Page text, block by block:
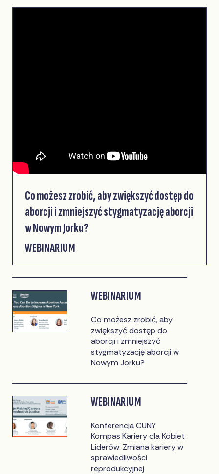
Co możesz zrobić, aby zwiększyć dostęp do
aborcji i zmniejszyć stygmatyzację aborcji
w Nowym Jorku?
WEBINARIUM
WEBINARIUM
Co możesz zrobić, aby
zwiększyć dostęp do
aborcji i zmniejszyć
stygmatyzację aborcji w
Nowym Jorku?
WEBINARIUM
Konferencja CUNY
Kompas Kariery dla Kobiet
Liderów: Zmiana kariery w
sprawiedliwości
reprodukcyjnej